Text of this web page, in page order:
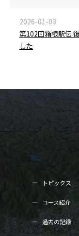
2026-01-03
第102回箱根駅伝
した
トピックス
コース紹介
過去の記録